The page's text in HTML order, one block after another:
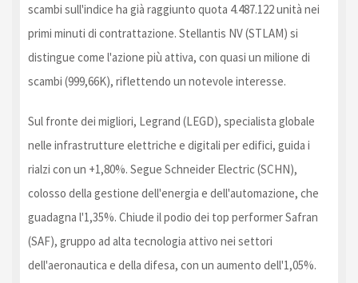
scambi sull'indice ha già raggiunto quota 4.487.122 unità nei
primi minuti di contrattazione. Stellantis NV (STLAM) si
distingue come l'azione più attiva, con quasi un milione di
scambi (999,66K), riflettendo un notevole interesse.
Sul fronte dei migliori, Legrand (LEGD), specialista globale
nelle infrastrutture elettriche e digitali per edifici, guida i
rialzi con un +1,80%. Segue Schneider Electric (SCHN),
colosso della gestione dell'energia e dell'automazione, che
guadagna l'1,35%. Chiude il podio dei top performer Safran
(SAF), gruppo ad alta tecnologia attivo nei settori
dell'aeronautica e della difesa, con un aumento dell'1,05%.